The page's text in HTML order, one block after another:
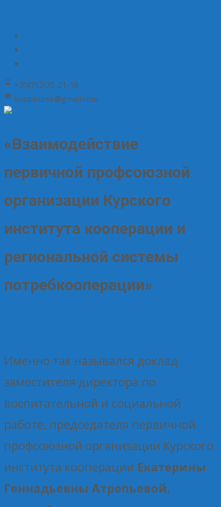
+7(4712)70-21-18
koopkursk@gmail.com
«Взаимодействие
первичной профсоюзной
организации Курского
института кооперации и
региональной системы
потребкооперации»
Именно так назывался доклад
заместителя директора по
воспитательной и социальной
работе, председателя первичной
профсоюзной организации Курского
института кооперации Екатерины
Геннадьевны Атрепьевой,